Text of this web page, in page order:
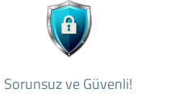
Sorunsuz ve Güvenli!